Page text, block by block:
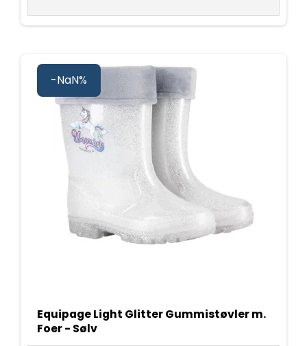
-NaN%
Equipage Light Glitter Gummistøvler m.
Foer - Sølv